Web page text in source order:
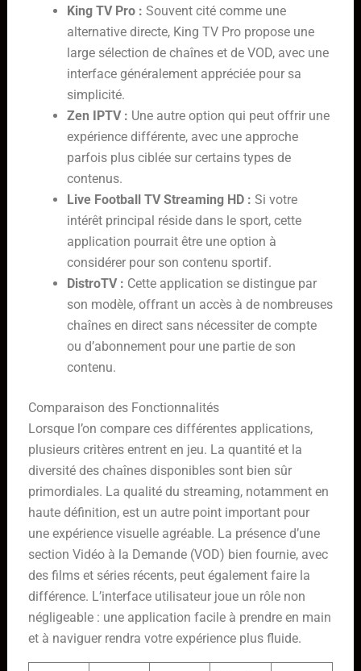
King TV Pro : Souvent cité comme une
alternative directe, King TV Pro propose une
large sélection de chaînes et de VOD, avec une
interface généralement appréciée pour sa
simplicité.
Zen IPTV : Une autre option qui peut offrir une
expérience différente, avec une approche
parfois plus ciblée sur certains types de
contenus.
Live Football TV Streaming HD : Si votre
intérêt principal réside dans le sport, cette
application pourrait être une option à
considérer pour son contenu sportif.
DistroTV : Cette application se distingue par
son modèle, offrant un accès à de nombreuses
chaînes en direct sans nécessiter de compte
ou d’abonnement pour une partie de son
contenu.
Comparaison des Fonctionnalités
Lorsque l’on compare ces différentes applications,
plusieurs critères entrent en jeu. La quantité et la
diversité des chaînes disponibles sont bien sûr
primordiales. La qualité du streaming, notamment en
haute définition, est un autre point important pour
une expérience visuelle agréable. La présence d’une
section Vidéo à la Demande (VOD) bien fournie, avec
des films et séries récents, peut également faire la
différence. L’interface utilisateur joue un rôle non
négligeable : une application facile à prendre en main
et à naviguer rendra votre expérience plus fluide.